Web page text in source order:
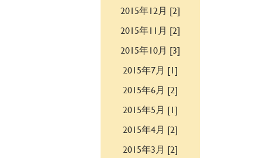
2015年12月 [2]
2015年11月 [2]
2015年10月 [3]
2015年7月 [1]
2015年6月 [2]
2015年5月 [1]
2015年4月 [2]
2015年3月 [2]